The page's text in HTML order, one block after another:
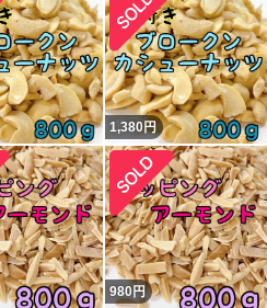
1,380円
980円